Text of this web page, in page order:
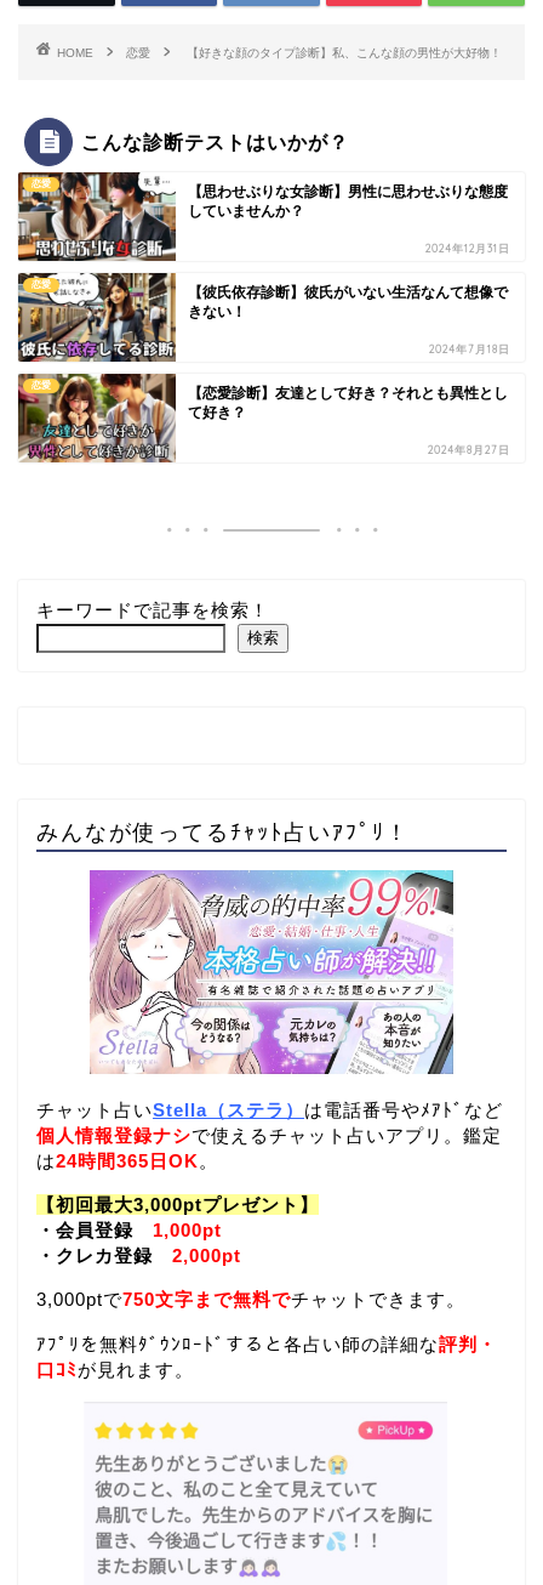
HOME 恋愛 【好きな顔のタイプ診断】私、こんな顔の男性が大好物！
こんな診断テストはいかが？
恋愛
【思わせぶりな女診断】男性に思わせぶりな態度
していませんか？
2024年12月31日
恋愛
【彼氏依存診断】彼氏がいない生活なんて想像で
きない！
2024年7月18日
恋愛
【恋愛診断】友達として好き？それとも異性とし
て好き？
2024年8月27日
キーワードで記事を検索！
検索
みんなが使ってるﾁｬｯﾄ占いｱﾌﾟﾘ！
チャット占いStella（ステラ） は電話番号やﾒｱﾄﾞなど
個人情報登録ナシで使えるチャット占いアプリ。鑑定
は24時間365日OK 。
【初回最大3,000ptプレゼント】
・会員登録 1,000pt
・クレカ登録 2,000pt
3,000ptで750文字まで無料でチャットできます。
ｱﾌﾟﾘを無料ﾀﾞｳﾝﾛｰﾄﾞすると各占い師の詳細な評判・
口ｺﾐが見れます。